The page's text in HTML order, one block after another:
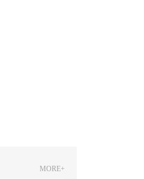
MORE+